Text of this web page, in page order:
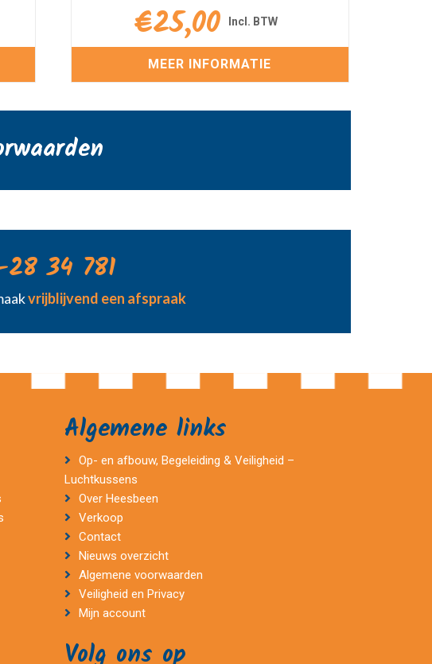
€25,00
MEER INFORMATIE
28 34 781
vrijblijvend een afspraak
Algemene links
Op- en afbouw, Begeleiding & Veiligheid –
Luchtkussens
Over Heesbeen
Verkoop
Contact
Nieuws overzicht
Algemene voorwaarden
Veiligheid en Privacy
Mijn account
Volg ons op